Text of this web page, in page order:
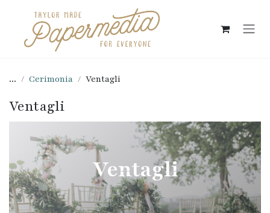
... Cerimonia Ventagli
Ventagli
Ventagli